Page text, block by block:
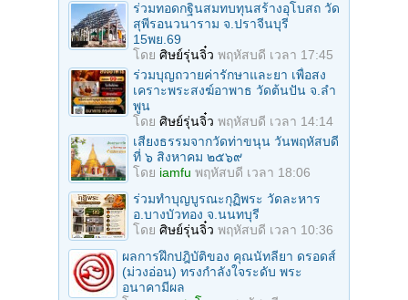
ร่วมทอดกฐินสมทบทุนสร้างอุโบสถ วัด
สุพีรอนวนาราม จ.ปราจีนบุรี
15พย.69
โดย ศิษย์รุ่นจิ๋ว พฤหัสบดี เวลา 17:45
ร่วมบุญถวายค่ารักษาและยา เพื่อสง
เคราะพระสงฆ์อาพาธ วัดต้นปัน จ.ลํา
พูน
โดย ศิษย์รุ่นจิ๋ว พฤหัสบดี เวลา 14:14
เสียงธรรมจากวัดท่าขนุน วันพฤหัสบดี
ที่ ๖ สิงหาคม ๒๕๖๙
โดย iamfu พฤหัสบดี เวลา 18:06
ร่วมทําบุญบูรณะกุฏิพระ วัดละหาร
อ.บางบัวทอง จ.นนทบุรี
โดย ศิษย์รุ่นจิ๋ว พฤหัสบดี เวลา 10:36
ผลการฝึกปฎิบัติของ คุณนัทลียา ดรอดส์
(ม่วงอ่อน) ทรงกำลังใจระดับ พระ
อนาคามีผล